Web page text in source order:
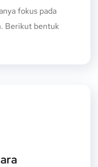
fokus pada
Berikut bentuk